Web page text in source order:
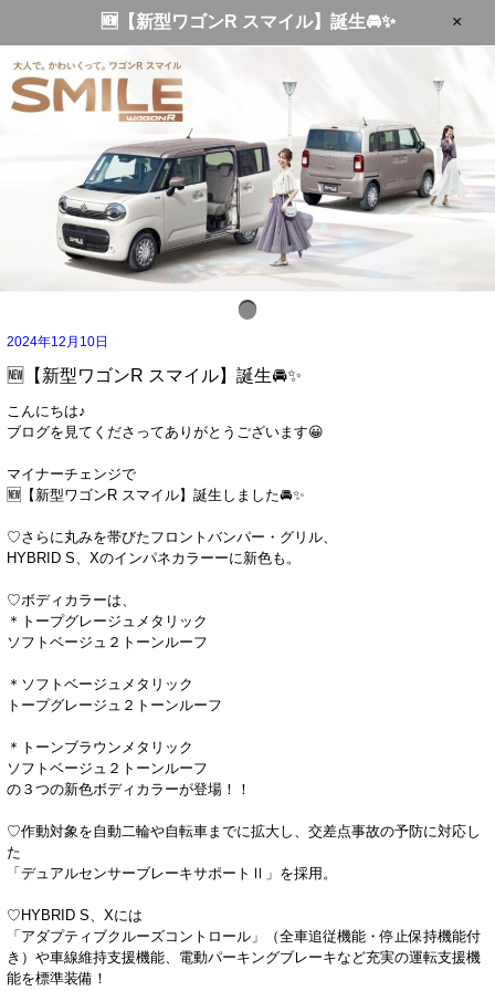
🆕【新型ワゴンR スマイル】誕生🚘✨ ×
2024年12月10日
🆕【新型ワゴンR スマイル】誕生🚘✨
こんにちは♪
ブログを見てくださってありがとうございます😀
マイナーチェンジで
🆕【新型ワゴンR スマイル】誕生しました🚘✨
♡さらに丸みを帯びたフロントバンパー・グリル、
HYBRID S、Xのインパネカラーーに新色も。
♡ボディカラーは、
＊トープグレージュメタリック
ソフトベージュ２トーンルーフ
＊ソフトベージュメタリック
トープグレージュ２トーンルーフ
＊トーンブラウンメタリック
ソフトベージュ２トーンルーフ
の３つの新色ボディカラーが登場！！
♡作動対象を自動二輪や自転車までに拡大し、交差点事故の予防に対応し
た
「デュアルセンサーブレーキサポートⅡ」を採用。
♡HYBRID S、Xには
「アダプティブクルーズコントロール」（全車追従機能・停止保持機能付
き）や車線維持支援機能、電動パーキングブレーキなど充実の運転支援機
能を標準装備！